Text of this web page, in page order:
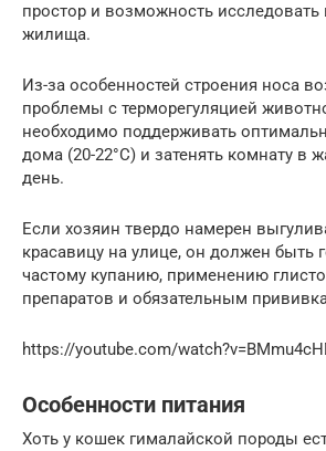
простор и возможность исследовать
жилища.
Из-за особенностей строения носа
проблемы с терморегуляцией
необходимо поддерживать
дома (20-22°С) и затенять комнату в
день.
Если хозяин твердо намерен
красавицу на улице, он должен быть
частому купанию, применению
препаратов и обязательным
https://youtube.com/
Особенности питания
Хоть у кошек гималайской породы